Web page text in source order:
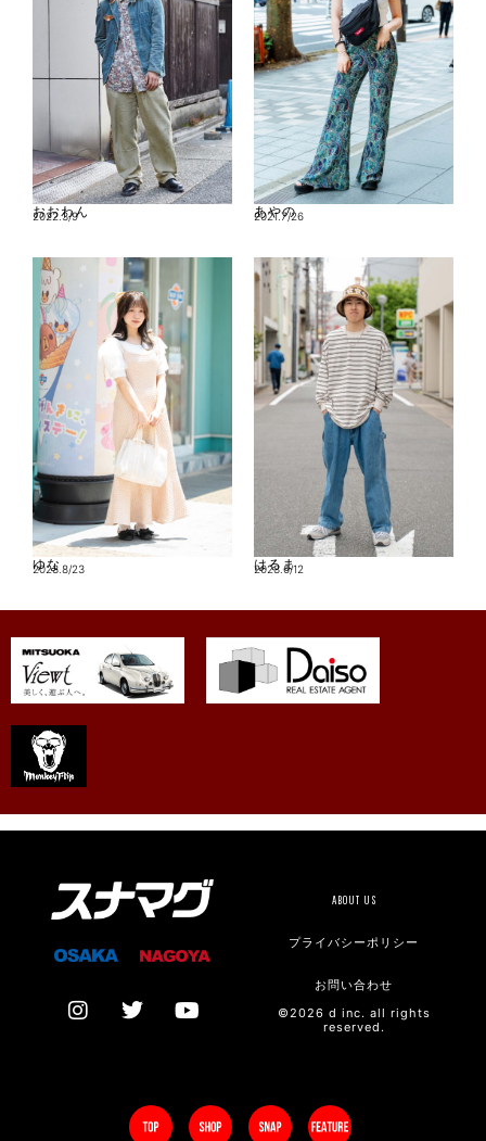
おおわん
2022.3/9 あやの
2021.7/26
ゆな
2023.8/23 はるま
2023.6/12
ABOUT US
プライバシーポリシー
お問い合わせ
©2026 d inc. all rights
reserved.